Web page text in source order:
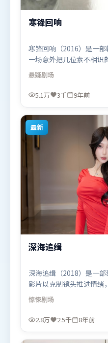
寒锋回响
寒锋回响（2016）是一部
一场意外把几位素不相识
与背叛交替上演。叙事线
点收束。由洪常秀执导，
等联袂出演。影片于2016
悬疑剧场
5.1万 3千 9年前
最新
深海追缉
深海追缉（2018）是一部
影片以克制镜头推进情绪
最后一刻才揭开谜底。动
奏，文戏部分同样扎实耐
布朗特、宋康昊、梁朝伟
上线，适合喜欢惊悚题材
惊悚剧场
2.8万 2.5千 8年前